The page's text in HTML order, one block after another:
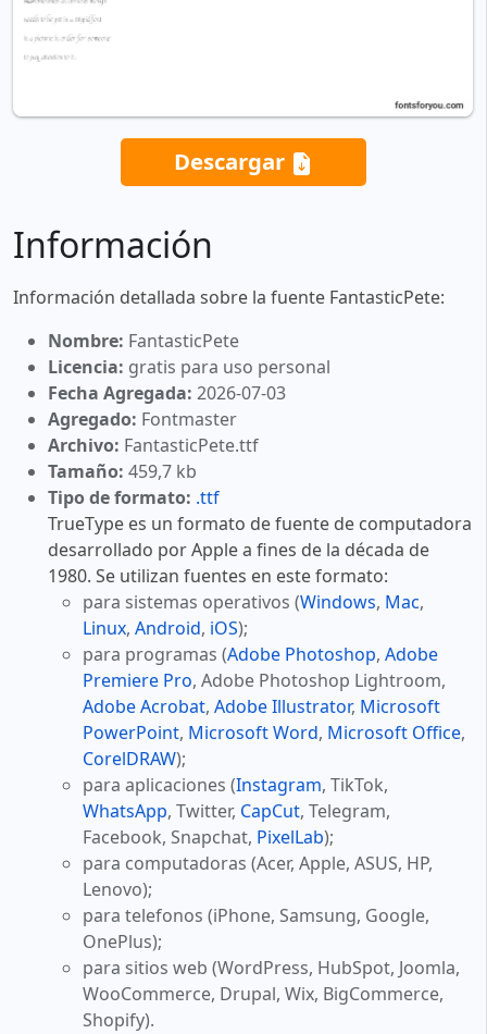
Descargar
Información
Información detallada sobre la fuente FantasticPete:
Nombre: FantasticPete
Licencia: gratis para uso personal
Fecha Agregada: 2026-07-03
Agregado: Fontmaster
Archivo: FantasticPete.ttf
Tamaño: 459,7 kb
Tipo de formato: .ttf
TrueType es un formato de fuente de computadora
desarrollado por Apple a fines de la década de
1980. Se utilizan fuentes en este formato:
para sistemas operativos (Windows, Mac,
Linux, Android, iOS);
para programas (Adobe Photoshop, Adobe
Premiere Pro, Adobe Photoshop Lightroom,
Adobe Acrobat, Adobe Illustrator, Microsoft
PowerPoint, Microsoft Word, Microsoft Office,
CorelDRAW);
para aplicaciones (Instagram, TikTok,
WhatsApp, Twitter, CapCut, Telegram,
Facebook, Snapchat, PixelLab);
para computadoras (Acer, Apple, ASUS, HP,
Lenovo);
para telefonos (iPhone, Samsung, Google,
OnePlus);
para sitios web (WordPress, HubSpot, Joomla,
WooCommerce, Drupal, Wix, BigCommerce,
Shopify).